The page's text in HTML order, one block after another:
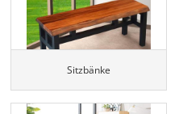
Sitzbänke